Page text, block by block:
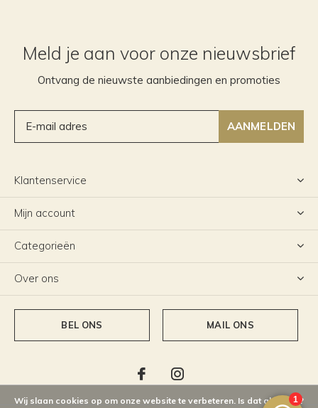
Meld je aan voor onze nieuwsbrief
Ontvang de nieuwste aanbiedingen en promoties
AANMELDEN
Klantenservice
Mijn account
Categorieën
Over ons
BEL ONS MAIL ONS
Wij slaan cookies op om onze website te verbeteren. Is dat akkoord?